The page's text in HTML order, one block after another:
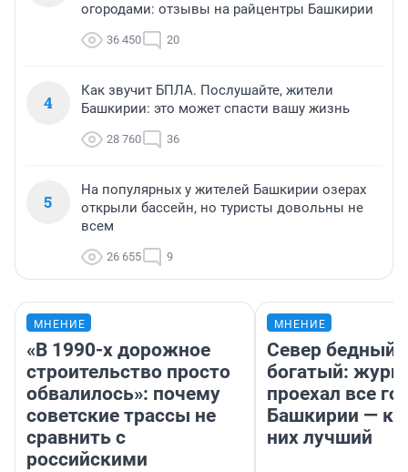
огородами: отзывы на райцентры Башкирии
36 450 20
4
Как звучит БПЛА. Послушайте, жители
Башкирии: это может спасти вашу жизнь
28 760 36
5
На популярных у жителей Башкирии озерах
открыли бассейн, но туристы довольны не
всем
26 655 9
МНЕНИЕ
«В 1990-х дорожное
строительство просто
обвалилось»: почему
советские трассы не
сравнить с
российскими
МНЕНИЕ
Север бедный,
богатый:
проехал все
Башкирии —
них лучший